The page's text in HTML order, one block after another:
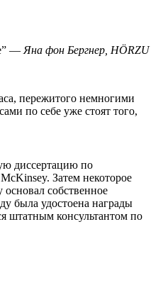
― Яна фон Бергнер, HÖRZU
пережитого немногими
по себе уже стоят того,
диссертацию по
Затем некоторое
собственное
была удостоена награды
штатным консультантом по